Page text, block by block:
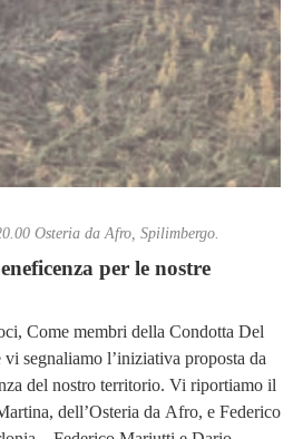
Osteria da Afro, Spilimbergo.
per le nostre
Come membri della Condotta Del
vi segnaliamo l’iniziativa proposta da
del nostro territorio. Vi riportiamo il
dell’Osteria da Afro, e Federico